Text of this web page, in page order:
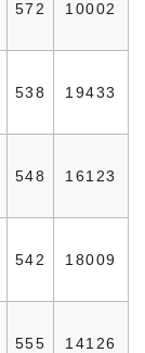
572 10002
538 19433
548 16123
542 18009
555 14126